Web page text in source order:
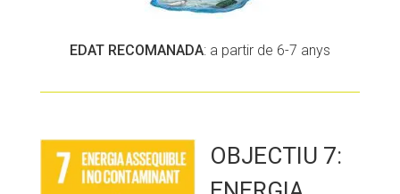
EDAT RECOMANADA: a partir de 6-7 anys
OBJECTIU 7: